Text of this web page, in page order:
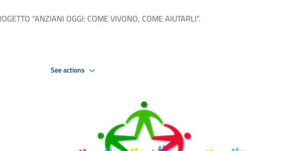
“ANZIANI OGGI: COME VIVONO, COME AIUTARLI”.
See actions